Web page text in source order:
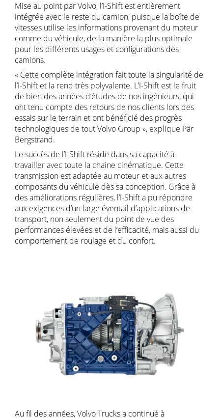
Mise au point par Volvo, l’I-Shift est entièrement
intégrée avec le reste du camion, puisque la boîte de
vitesses utilise les informations provenant du moteur
comme du véhicule, de la manière la plus optimale
pour les différents usages et configurations des
camions.
« Cette complète intégration fait toute la singularité de
l’I-Shift et la rend très polyvalente. L’I-Shift est le fruit
de bien des années d’études de nos ingénieurs, qui
ont tenu compte des retours de nos clients lors des
essais sur le terrain et ont bénéficié des progrès
technologiques de tout Volvo Group », explique Pär
Bergstrand.
Le succès de l’I-Shift réside dans sa capacité à
travailler avec toute la chaine cinématique. Cette
transmission est adaptée au moteur et aux autres
composants du véhicule dès sa conception. Grâce à
des améliorations régulières, l’I-Shift a pu répondre
aux exigences d’un large éventail d’applications de
transport, non seulement du point de vue des
performances élevées et de l’efficacité, mais aussi du
comportement de roulage et du confort.
Au fil des années, Volvo Trucks a continué à